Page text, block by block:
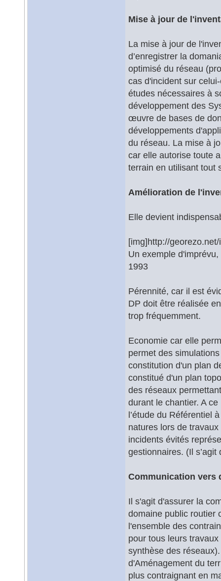
Mise à jour de
La mise à jour de
d’enregistrer la
optimisé du réseau
cas d'incident sur
études nécessaires à
développement des
œuvre de bases de
développements
du réseau. La mise à
car elle autorise toute
terrain en utilisant tout
Amélioration de
Elle devient
[img]http://
Un exemple
1993
Pérennité, car il est
DP doit être réalisée
trop fréquemment.
Economie car elle
permet des
constitution d'un plan
constitué d'un plan
des réseaux
durant le chantier. A
l’étude du Référentiel
natures lors de
incidents évités
gestionnaires. (Il s’agit
Communication vers
Il s'agit d'assurer la
domaine public routier
l'ensemble des
pour tous leurs
synthèse des
d'Aménagement du
plus contraignant en